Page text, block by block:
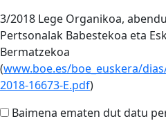
3/2018 Lege Organikoa,
Pertsonalak Babestekoa eta
Bermatzekoa
(www.boe.es/boe_euskera/
2018-16673-E.pdf)
Baimena ematen dut datu